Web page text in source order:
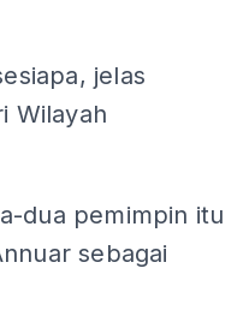
jelas
Wilayah
dua pemimpin itu
sebagai